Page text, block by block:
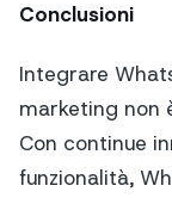
Conclusioni
Integrare
marketing non
Con continue
funzionalità,